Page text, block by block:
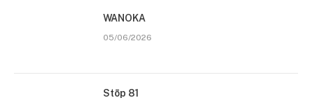
WANOKA
05/06/2026
Stōp 81